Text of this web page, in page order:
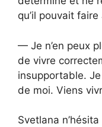
qu’il pouvait
— Je n’en peux
de vivre
insupportable.
de moi. Viens
Svetlana